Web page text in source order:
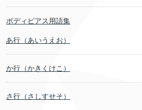
ボディピアス用語集
あ行（あいうえお）
か行（かきくけこ）
さ行（さしすせそ）